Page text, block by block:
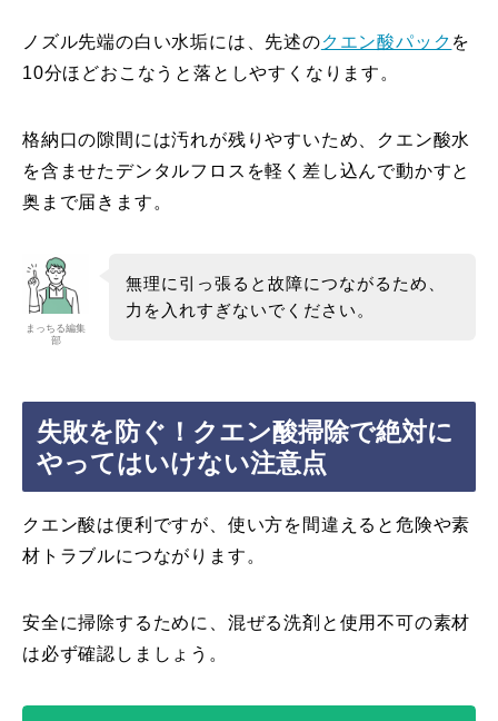
ノズル先端の白い水垢には、先述のクエン酸パック を
10分ほどおこなうと落としやすくなります。
格納口の隙間には汚れが残りやすいため、クエン酸水
を含ませたデンタルフロスを軽く差し込んで動かすと
奥まで届きます。
まっちる編集
部
無理に引っ張ると故障につながるため、
力を入れすぎないでください。
失敗を防ぐ！クエン酸掃除で絶対に
やってはいけない注意点
クエン酸は便利ですが、使い方を間違えると危険や素
材トラブルにつながります。
安全に掃除するために、混ぜる洗剤と使用不可の素材
は必ず確認しましょう。